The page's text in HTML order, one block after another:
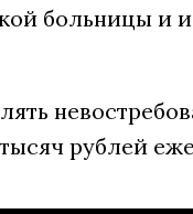
больницы и
рублей